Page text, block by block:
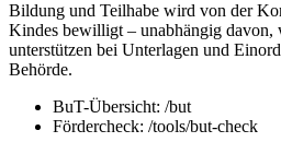
Bildung und Teilhabe wird von der
Kindes bewilligt – unabhängig davon,
unterstützen bei Unterlagen und
Behörde.
BuT-Übersicht: /but
Fördercheck: /tools/but-check